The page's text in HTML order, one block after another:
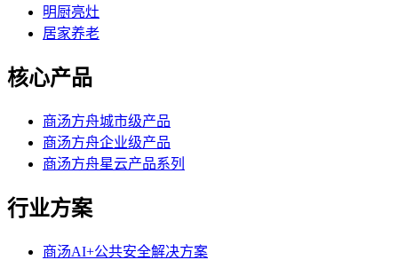
明厨亮灶
居家养老
核心产品
商汤方舟城市级产品
商汤方舟企业级产品
商汤方舟星云产品系列
行业方案
商汤AI+公共安全解决方案